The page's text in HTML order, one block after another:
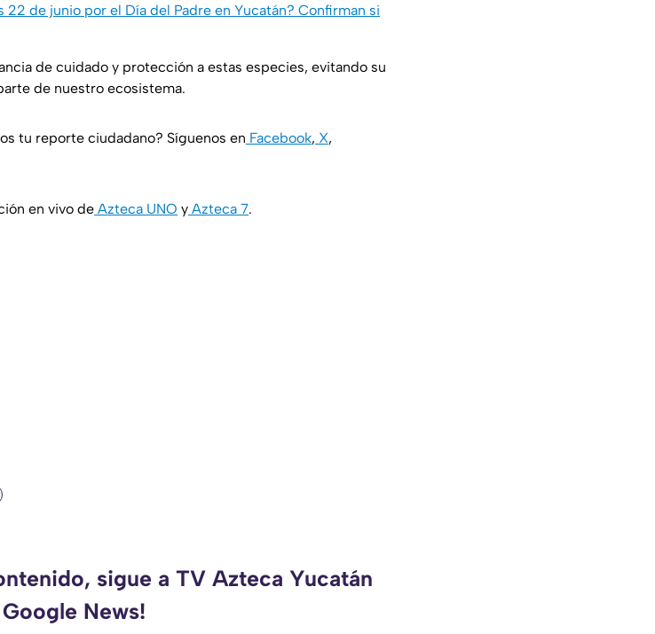
22 de junio por el Día del Padre en Yucatán? Confirman si
de cuidado y protección a estas especies, evitando su
de nuestro ecosistema.
tu reporte ciudadano? Síguenos en Facebook, X,
en vivo de Azteca UNO y Azteca 7.
sigue a TV Azteca Yucatán
News!